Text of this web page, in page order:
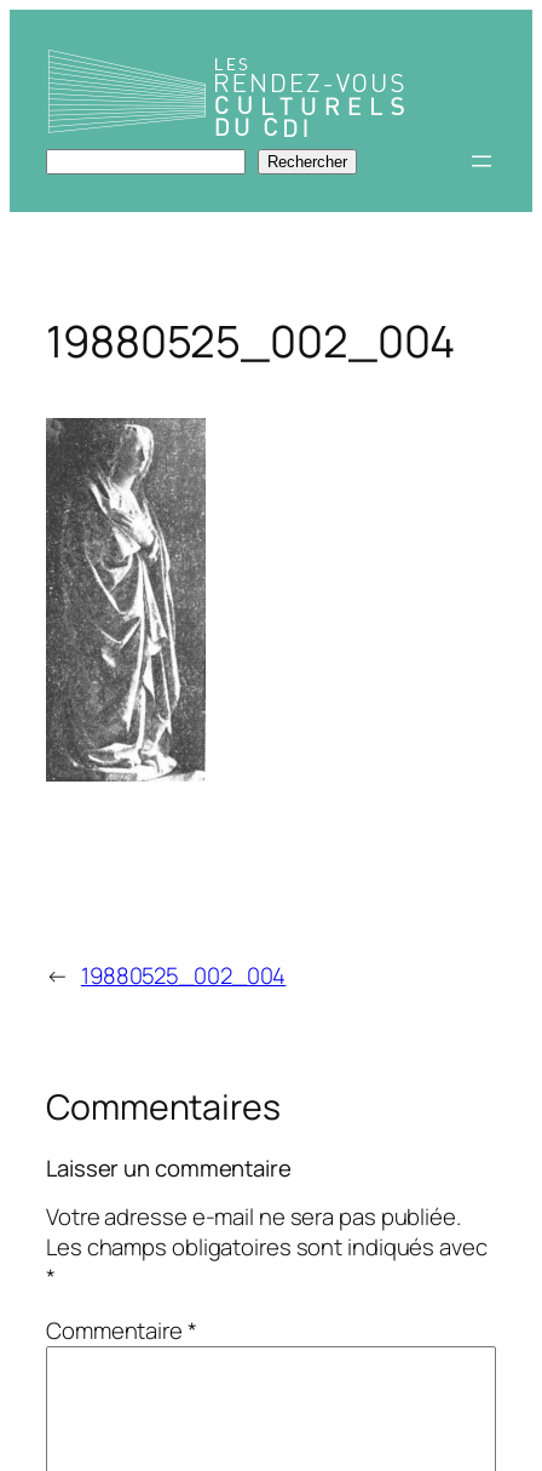
contenu
Rechercher Rechercher
19880525_002_004
← 19880525_002_004
Commentaires
Laisser un commentaire
Votre adresse e-mail ne sera pas publiée.
Les champs obligatoires sont indiqués avec
*
Commentaire*